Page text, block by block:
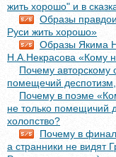
жить хорошо" и в
Образы
Руси жить хорошо»
Образы Якима
Н.А.Некрасова «Кому
Почему авторскому
помещечий
Почему в поэме
не только помещичий
холопство?
Почему в
а странники не видят